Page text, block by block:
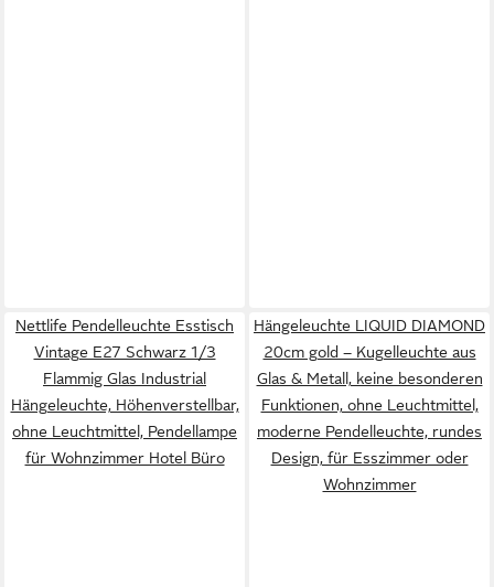
Nettlife Pendelleuchte Esstisch
Vintage E27 Schwarz 1/3
Flammig Glas Industrial
Hängeleuchte, Höhenverstellbar,
ohne Leuchtmittel, Pendellampe
für Wohnzimmer Hotel Büro
Hängeleuchte LIQUID DIAMOND
20cm gold – Kugelleuchte aus
Glas & Metall, keine besonderen
Funktionen, ohne Leuchtmittel,
moderne Pendelleuchte, rundes
Design, für Esszimmer oder
Wohnzimmer